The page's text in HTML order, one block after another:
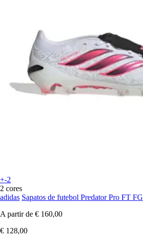
+-2
2 cores
adidas Sapatos de futebol Predator Pro FT FG
A partir de € 160,00
€ 128,00